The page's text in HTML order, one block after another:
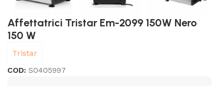
Affettatrici Tristar Em-2099 150W Nero
150 W
Tristar
COD:S0405997